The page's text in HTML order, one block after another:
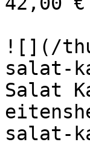
![](/
salat-
Salat
salat-